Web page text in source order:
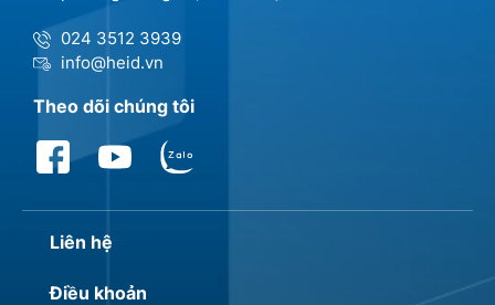
024 3512 3939
info@heid.vn
Theo dõi chúng tôi
Liên hệ
Điều khoản